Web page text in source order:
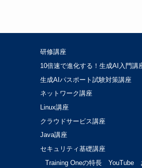
研修講座
10倍速で進化する！生成AI入門講
生成AIパスポート試験対策講座
ネットワーク講座
Linux講座
クラウドサービス講座
Java講座
セキュリティ基礎講座
Training Oneの特長 YouTube